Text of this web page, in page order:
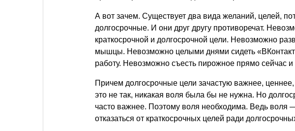
А вот зачем. Существует два вида желаний, целей,
долгосрочные. И они друг другу противоречат.
краткосрочной и долгосрочной цели. Невозможно
мышцы. Невозможно целыми днями сидеть
работу. Невозможно съесть пирожное прямо сейчас и
Причем долгосрочные цели зачастую важнее,
это не так, никакая воля была бы не нужна. Но
часто важнее. Поэтому воля необходима. Ведь воля
отказаться от краткосрочных целей ради